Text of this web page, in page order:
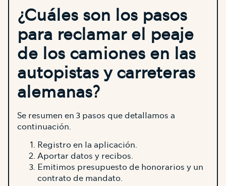
¿Cuáles son los pasos
para reclamar el peaje
de los camiones en las
autopistas y carreteras
alemanas?
Se resumen en 3 pasos que detallamos a
continuación.
Registro en la aplicación.
Aportar datos y recibos.
Emitimos presupuesto de honorarios y un
contrato de mandato.